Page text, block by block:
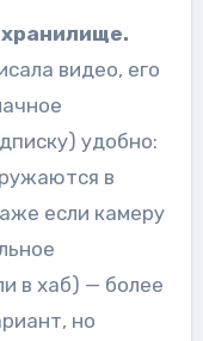
видео, его
удобно:
в
если камеру
в хаб) — более
но